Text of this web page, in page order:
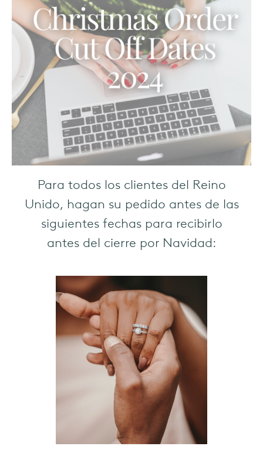
English(EN)
Para todos los clientes del Reino
Unido, hagan su pedido antes de las
siguientes fechas para recibirlo
antes del cierre por Navidad: